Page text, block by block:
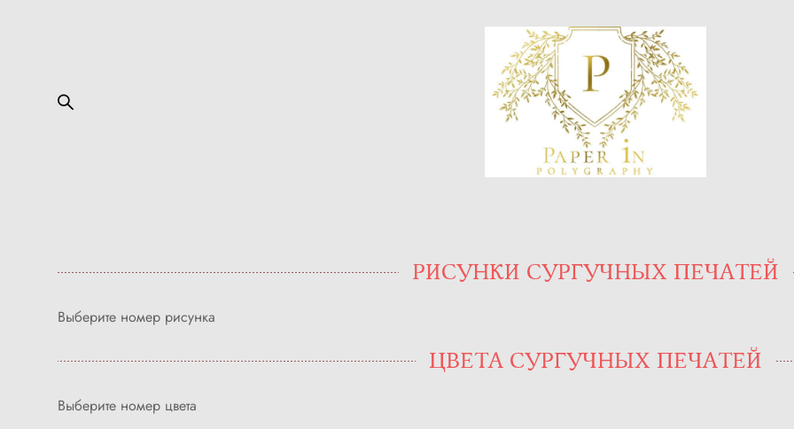
РИСУНКИ СУРГУЧНЫХ ПЕЧАТЕЙ
Выберите номер рисунка
ЦВЕТА СУРГУЧНЫХ ПЕЧАТЕЙ
Выберите номер цвета